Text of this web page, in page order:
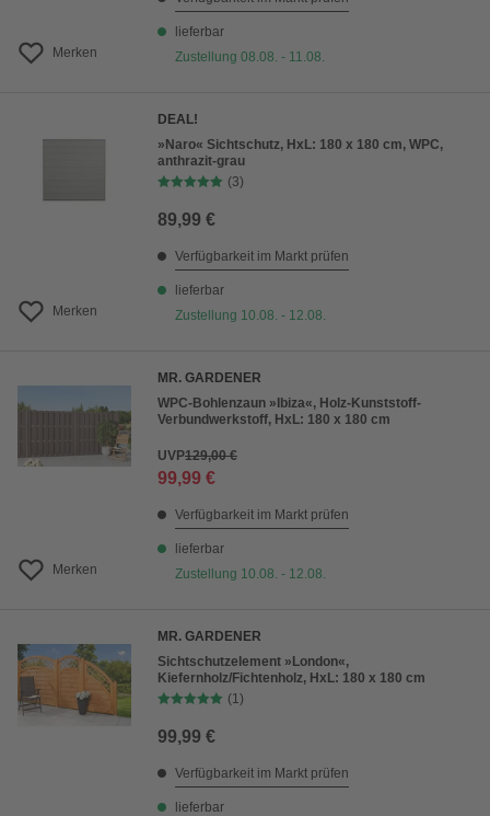
Merken
lieferbar
Zustellung 08.08. - 11.08.
Merken
DEAL!
»Naro« Sichtschutz, HxL: 180 x 180 cm, WPC,
anthrazit-grau
(3)
89,99 €
Verfügbarkeit im Markt prüfen
lieferbar
Zustellung 10.08. - 12.08.
Merken
MR. GARDENER
WPC-Bohlenzaun »Ibiza«, Holz-Kunststoff-
Verbundwerkstoff, HxL: 180 x 180 cm
UVP129,00 €
99,99 €
Verfügbarkeit im Markt prüfen
lieferbar
Zustellung 10.08. - 12.08.
MR. GARDENER
Sichtschutzelement »London«,
Kiefernholz/Fichtenholz, HxL: 180 x 180 cm
(1)
99,99 €
Verfügbarkeit im Markt prüfen
lieferbar